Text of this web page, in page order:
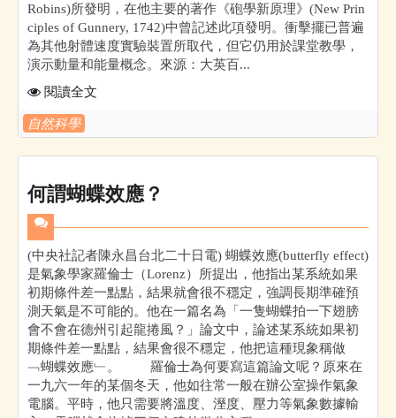
Robins)所發明，在他主要的著作《砲學新原理》(New Prin
ciples of Gunnery, 1742)中曾記述此項發明。衝擊擺已普遍
為其他射體速度實驗裝置所取代，但它仍用於課堂教學，
演示動量和能量概念。來源：大英百...
閱讀全文
自然科學
何謂蝴蝶效應？
(中央社記者陳永昌台北二十日電) 蝴蝶效應(butterfly effect)
是氣象學家羅倫士（Lorenz）所提出，他指出某系統如果
初期條件差一點點，結果就會很不穩定，強調長期準確預
測天氣是不可能的。他在一篇名為「一隻蝴蝶拍一下翅膀
會不會在德州引起龍捲風？」論文中，論述某系統如果初
期條件差一點點，結果會很不穩定，他把這種現象稱做
﹁蝴蝶效應﹂。 羅倫士為何要寫這篇論文呢？原來在
一九六一年的某個冬天，他如往常一般在辦公室操作氣象
電腦。平時，他只需要將溫度、溼度、壓力等氣象數據輸